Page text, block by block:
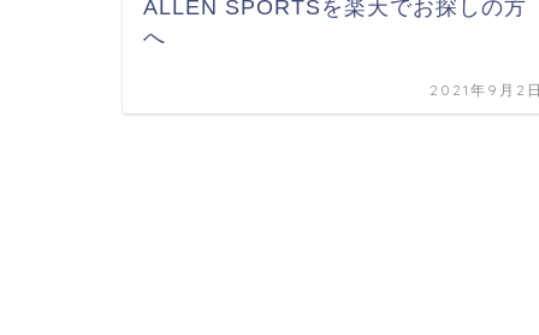
ALLEN SPORTSを楽天でお探しの方
へ
2021年9月2